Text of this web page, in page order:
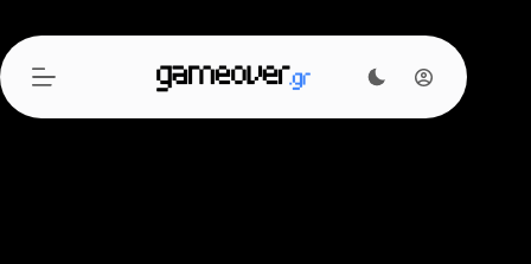
περιεχόμενο